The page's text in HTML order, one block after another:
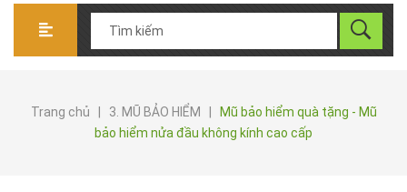
Trang chủ 3. MŨ BẢO HIỂM
Mũ bảo hiểm quà tặng - Mũ
bảo hiểm nửa đầu không kính cao cấp